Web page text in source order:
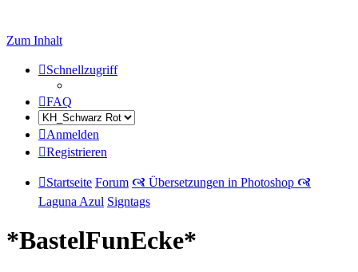
Zum Inhalt
Schnellzugriff
FAQ
Anmelden
Registrieren
Startseite Forum 🙧 Übersetzungen in Photoshop 🙧
Laguna Azul Signtags
*BastelFunEcke*